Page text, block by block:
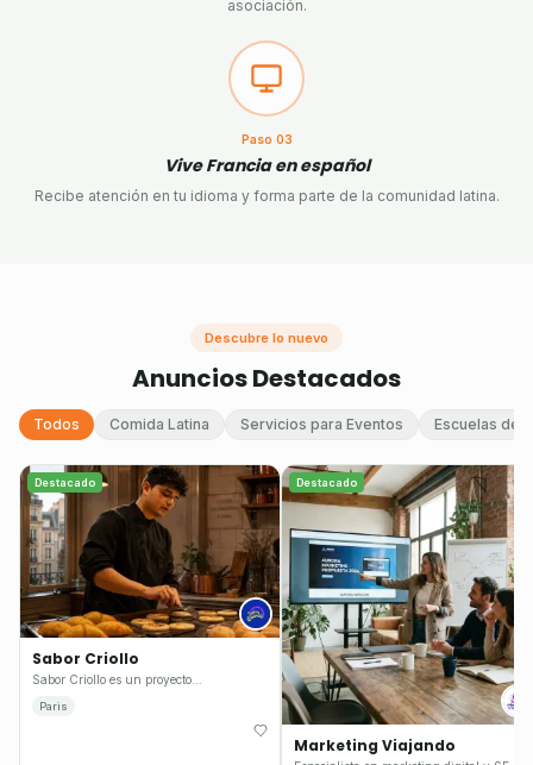
asociación.
Paso 03
Vive Francia en español
Recibe atención en tu idioma y forma parte de la comunidad latina.
Descubre lo nuevo
Anuncios Destacados
Todos Comida Latina Servicios para Eventos Escuelas de
Destacado
Sabor Criollo
Sabor Criollo es un proyecto
riqueza de la cocina colombiana y
Paris
Destacado
Marketing Viajando